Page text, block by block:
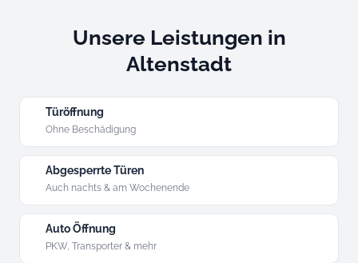
Unsere Leistungen in
Altenstadt
Türöffnung
Ohne Beschädigung
Abgesperrte Türen
Auch nachts & am Wochenende
Auto Öffnung
PKW, Transporter & mehr